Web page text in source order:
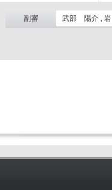
副審 武部 陽介 ,